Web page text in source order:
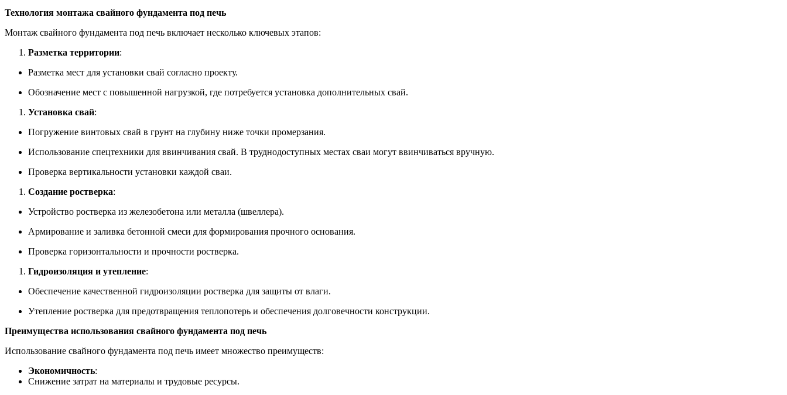
Технология монтажа свайного фундамента под печь
Монтаж свайного фундамента под печь включает несколько ключевых этапов:
Разметка территории:
Разметка мест для установки свай согласно проекту.
Обозначение мест с повышенной нагрузкой, где потребуется установка дополнительных свай.
Установка свай:
Погружение винтовых свай в грунт на глубину ниже точки промерзания.
Использование спецтехники для ввинчивания свай. В труднодоступных местах сваи могут ввинчиваться вручную.
Проверка вертикальности установки каждой сваи.
Создание ростверка:
Устройство ростверка из железобетона или металла (швеллера).
Армирование и заливка бетонной смеси для формирования прочного основания.
Проверка горизонтальности и прочности ростверка.
Гидроизоляция и утепление:
Обеспечение качественной гидроизоляции ростверка для защиты от влаги.
Утепление ростверка для предотвращения теплопотерь и обеспечения долговечности конструкции.
Преимущества использования свайного фундамента под печь
Использование свайного фундамента под печь имеет множество преимуществ:
Экономичность:
Снижение затрат на материалы и трудовые ресурсы.